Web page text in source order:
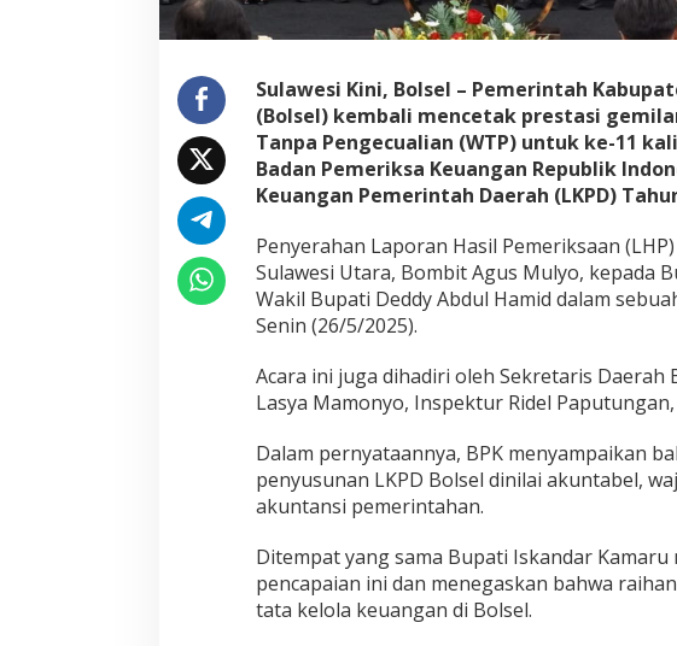
h
a
n
O
p
i
n
W
T
P
a
l
T
a
n
P
u
t
Sulawesi Kini, Bolsel – Pemerintah
(Bolsel) kembali mencetak prestasi
Tanpa Pengecualian (WTP) untuk ke-11
Badan Pemeriksa Keuangan Republik
Keuangan Pemerintah Daerah (LKPD)
Penyerahan Laporan Hasil Pemeriksaan
Sulawesi Utara, Bombit Agus Mulyo, kepada
Wakil Bupati Deddy Abdul Hamid dalam
Senin (26/5/2025).
Acara ini juga dihadiri oleh Sekretaris Daerah
Lasya Mamonyo, Inspektur Ridel
Dalam pernyataannya, BPK menyampaikan
penyusunan LKPD Bolsel dinilai akuntabel,
akuntansi pemerintahan.
Ditempat yang sama Bupati Iskandar
pencapaian ini dan menegaskan bahwa
tata kelola keuangan di Bolsel.